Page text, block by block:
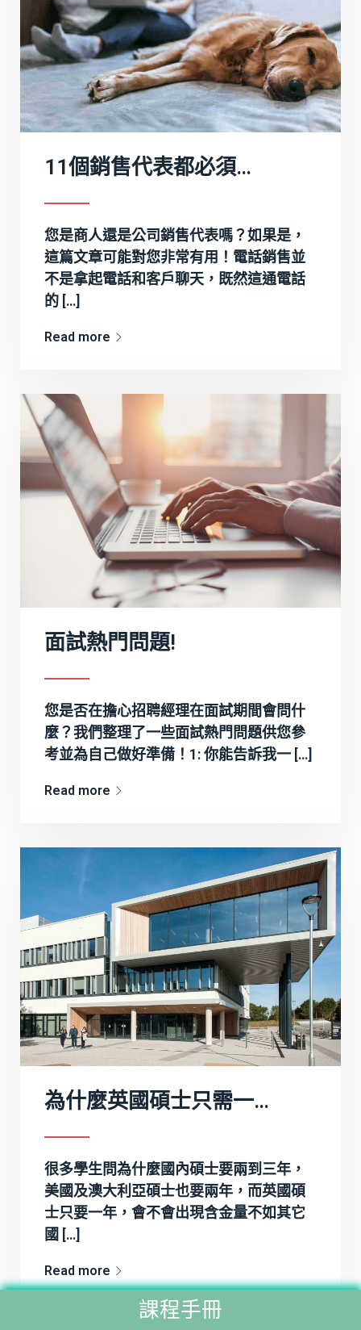
11個銷售代表都必須掌握的銷售技巧
您是商人還是公司銷售代表嗎？如果是，
這篇文章可能對您非常有用！電話銷售並
不是拿起電話和客戶聊天，既然這通電話
的 […]
Read more
面試熱門問題!
您是否在擔心招聘經理在面試期間會問什
麼？我們整理了一些面試熱門問題供您參
考並為自己做好準備！1: 你能告訴我一 […]
Read more
為什麼英國碩士只需一年
很多學生問為什麼國內碩士要兩到三年，
美國及澳大利亞碩士也要兩年，而英國碩
士只要一年，會不會出現含金量不如其它
國 […]
Read more
課程手冊